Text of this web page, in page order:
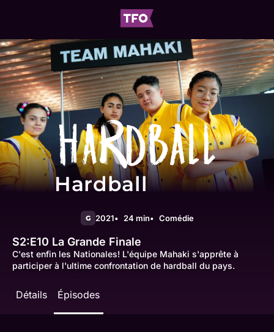
Hardball
G 2021 24 min Comédie
S2:E10 La Grande Finale
C'est enfin les Nationales! L'équipe Mahaki s'apprête à
participer à l'ultime confrontation de hardball du pays.
Détails Épisodes